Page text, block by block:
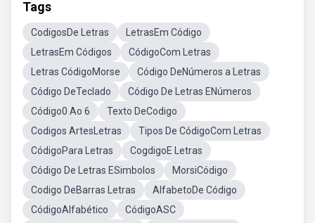
Tags
CodigosDe Letras
LetrasEm Código
LetrasEm Códigos
CódigoCom Letras
Letras CódigoMorse
Código DeNúmeros a Letras
Código DeTeclado
Código De Letras ENúmeros
Código0 Ao 6
Texto DeCodigo
Codigos ArtesLetras
Tipos De CódigoCom Letras
CódigoPara Letras
CogdigoE Letras
Código De Letras ESimbolos
MorsiCódigo
Codigo DeBarras Letras
AlfabetoDe Código
CódigoAlfabético
CódigoASC